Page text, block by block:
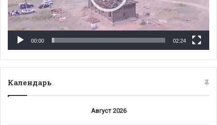
00:00 02:24
Календарь
Август 2026